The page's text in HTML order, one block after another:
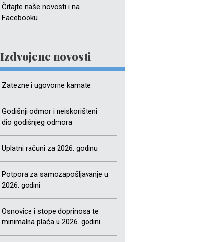
Čitajte naše novosti i na
Facebooku
Izdvojene novosti
Zatezne i ugovorne kamate
Godišnji odmor i neiskorišteni
dio godišnjeg odmora
Uplatni računi za 2026. godinu
Potpora za samozapošljavanje u
2026. godini
Osnovice i stope doprinosa te
minimalna plaća u 2026. godini